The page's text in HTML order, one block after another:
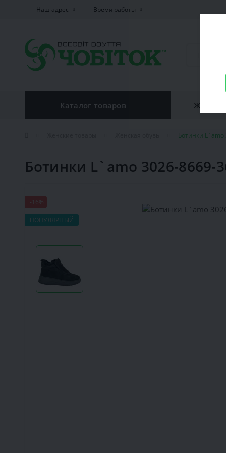
Наш адрес Время работы
Каталог товаров
Ботинки L`amo
Ботинки L`amo 3026-8669-
-16%
ПОПУЛЯРНЫЙ